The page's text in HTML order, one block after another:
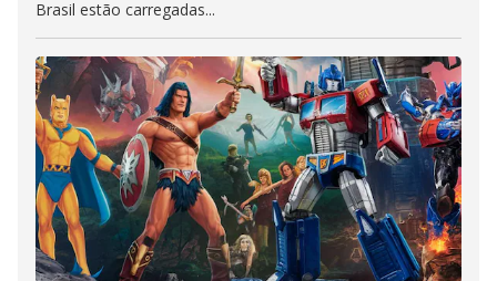
Brasil estão carregadas...